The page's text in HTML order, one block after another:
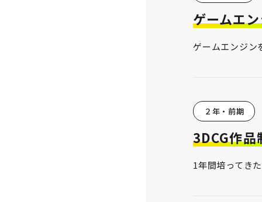
ゲームエ
ゲームエンジン
２年・前期
3DCG作品
1年間培ってき